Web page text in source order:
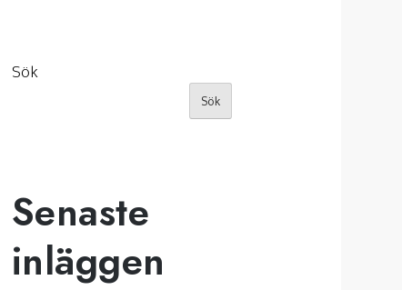
Sök
Sök
Senaste
inläggen